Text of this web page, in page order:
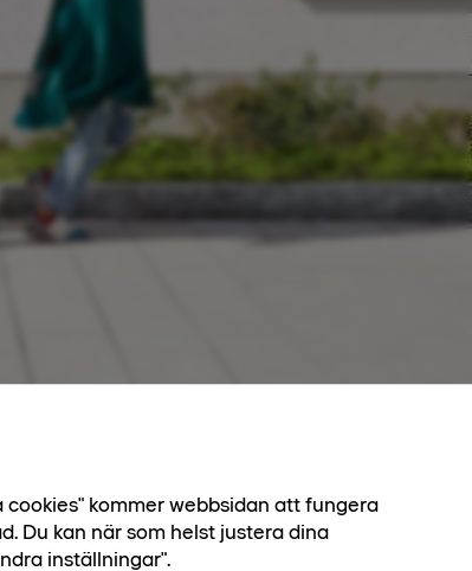
kommer webbsidan att fungera
Du kan när som helst justera dina
inställningar".